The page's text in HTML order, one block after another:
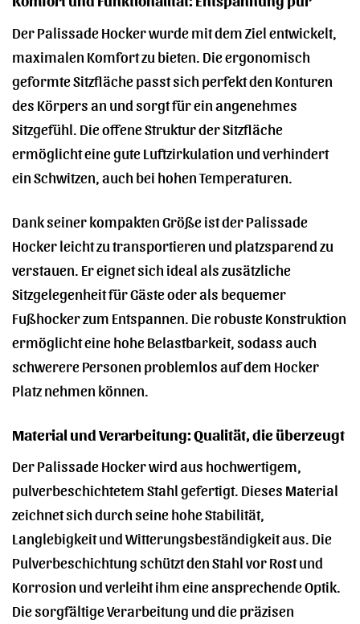
Der Palissade Hocker wurde mit dem Ziel entwickelt,
maximalen Komfort zu bieten. Die ergonomisch
geformte Sitzfläche passt sich perfekt den Konturen
des Körpers an und sorgt für ein angenehmes
Sitzgefühl. Die offene Struktur der Sitzfläche
ermöglicht eine gute Luftzirkulation und verhindert
ein Schwitzen, auch bei hohen Temperaturen.
Dank seiner kompakten Größe ist der Palissade
Hocker leicht zu transportieren und platzsparend zu
verstauen. Er eignet sich ideal als zusätzliche
Sitzgelegenheit für Gäste oder als bequemer
Fußhocker zum Entspannen. Die robuste Konstruktion
ermöglicht eine hohe Belastbarkeit, sodass auch
schwerere Personen problemlos auf dem Hocker
Platz nehmen können.
Material und Verarbeitung: Qualität, die überzeugt
Der Palissade Hocker wird aus hochwertigem,
pulverbeschichtetem Stahl gefertigt. Dieses Material
zeichnet sich durch seine hohe Stabilität,
Langlebigkeit und Witterungsbeständigkeit aus. Die
Pulverbeschichtung schützt den Stahl vor Rost und
Korrosion und verleiht ihm eine ansprechende Optik.
Die sorgfältige Verarbeitung und die präzisen